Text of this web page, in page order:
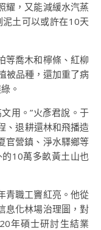
耀，又能減緩水汽蒸
土可以或許在10天
等喬木和檸條、紅柳
被品種，還加重了病
。
用。”火彥君說。于
、退耕還林和飛播造
官營鎮、淨水驛鄉等
10萬多畝黃土山也
青職工竇紅亮。他從
息化林場治理圖，對
年碩士研討生結業